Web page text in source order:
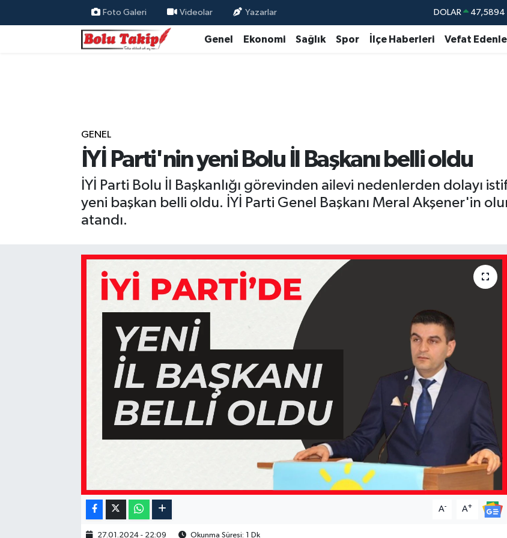
Foto Galeri Videolar Yazarlar DOLAR 47,5894
EURO 55,0398
Genel Ekonomi Sağlık Spor İlçe Haberleri Vefat
GENEL
İYİ Parti'nin yeni Bolu İl Başkanı belli oldu
İYİ Parti Bolu İl Başkanlığı görevinden ailevi nedenlerden dolayı
yeni başkan belli oldu. İYİ Parti Genel Başkanı Meral Akşener'in
atandı.
A- A+
27.01.2024 - 22:09 Okunma Süresi: 1 Dk